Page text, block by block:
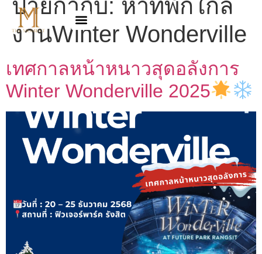
ป้ายกำกับ: หาที่พักใกล้
งานWinter Wonderville
เทศกาลหน้าหนาวสุดอลังการ
Winter Wonderville 2025